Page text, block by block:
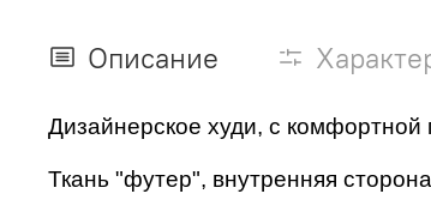
Описание
Дизайнерское худи, с комфортной
Ткань "футер", внутренняя